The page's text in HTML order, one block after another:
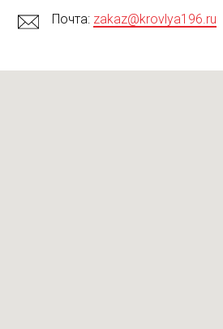
Почта: zakaz@krovlya196.ru